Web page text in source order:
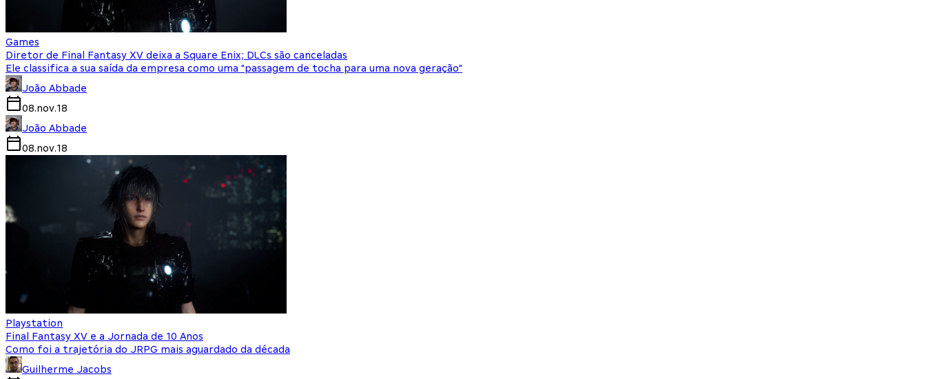
Games
Diretor de Final Fantasy XV deixa a Square Enix; DLCs são canceladas
Ele classifica a sua saída da empresa como uma "passagem de tocha para uma nova geração"
João Abbade
08.nov.18
João Abbade
08.nov.18
Playstation
Final Fantasy XV e a Jornada de 10 Anos
Como foi a trajetória do JRPG mais aguardado da década
Guilherme Jacobs